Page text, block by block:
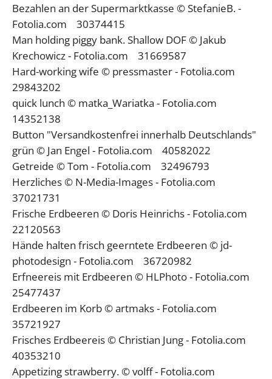
Bezahlen an der Supermarktkasse © StefanieB. -
Fotolia.com 30374415
Man holding piggy bank. Shallow DOF © Jakub
Krechowicz - Fotolia.com 31669587
Hard-working wife © pressmaster - Fotolia.com
29843202
quick lunch © matka_Wariatka - Fotolia.com
14352138
Button "Versandkostenfrei innerhalb Deutschlands"
grün © Jan Engel - Fotolia.com 40582022
Getreide © Tom - Fotolia.com 32496793
Herzliches © N-Media-Images - Fotolia.com
37021731
Frische Erdbeeren © Doris Heinrichs - Fotolia.com
22120563
Hände halten frisch geerntete Erdbeeren © jd-
photodesign - Fotolia.com 36720982
Erfneereis mit Erdbeeren © HLPhoto - Fotolia.com
25477437
Erdbeeren im Korb © artmaks - Fotolia.com
35721927
Frisches Erdbeereis © Christian Jung - Fotolia.com
40353210
Appetizing strawberry. © volff - Fotolia.com